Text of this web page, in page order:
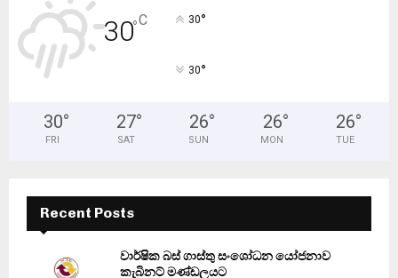
30°C 30°
30°
30°
FRI
27°
SAT
26°
SUN
26°
MON
26°
TUE
Recent Posts
වාර්ෂික බස් ගාස්තු සංශෝධන යෝජනාව
කැබිනට් මණ්ඩලයට